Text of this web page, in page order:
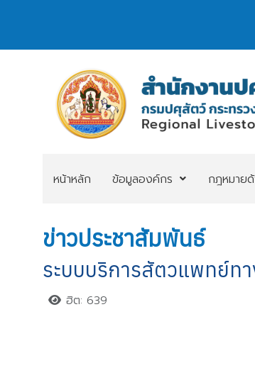
หน้าหลัก ข้อมูลองค์กร กฎหมาย
ข่าวประชาสัมพันธ์
ระบบบริการสัตวแพทย์ทา
ฮิต: 639